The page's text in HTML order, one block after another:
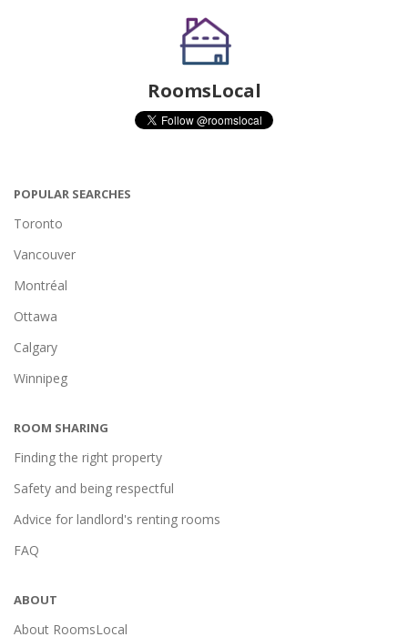
RoomsLocal
POPULAR SEARCHES
Toronto
Vancouver
Montréal
Ottawa
Calgary
Winnipeg
ROOM SHARING
Finding the right property
Safety and being respectful
Advice for landlord's renting rooms
FAQ
ABOUT
About RoomsLocal